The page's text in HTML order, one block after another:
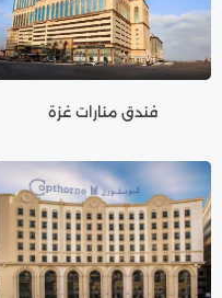
فندق منارات غزة